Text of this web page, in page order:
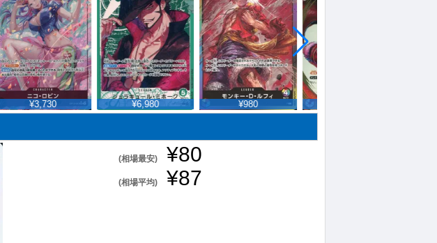
¥3,730 ¥6,980 ¥980
(相場最安) ¥80
(相場平均) ¥87